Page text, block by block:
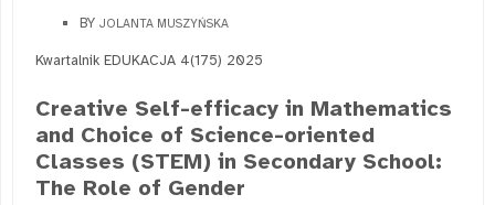
BY JOLANTA MUSZYŃSKA
Kwartalnik EDUKACJA 4(175) 2025
Creative Self-efficacy in Mathematics
and Choice of Science-oriented
Classes (STEM) in Secondary School:
The Role of Gender